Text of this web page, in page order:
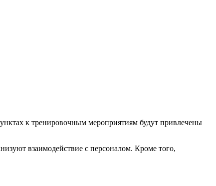
к тренировочным мероприятиям будут привлечены
взаимодействие с персоналом. Кроме того,